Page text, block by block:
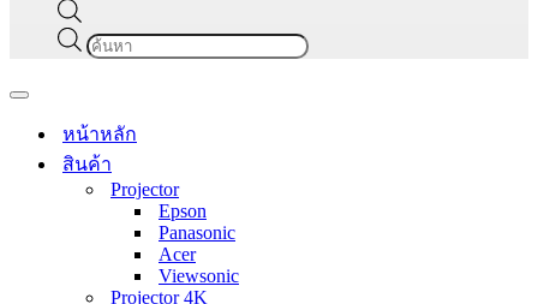
Products
search
Navigation
หน้าหลัก
สินค้า
Projector
Epson
Panasonic
Acer
Viewsonic
Projector 4K